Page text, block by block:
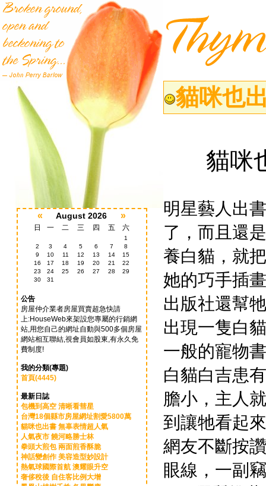
« August 2026 »
日 一 二 三 四 五 六
1
2
3 4 5 6 7
8
9
10 11 12 13 14
15
16
17 18 19 20 21
22
23
24 25 26 27 28
29
30
31
公告
房屋仲介業者房屋買賣超急快請
上:HouseWeb來架設您專屬的行銷網
站,用您自己的網址自動與500多個房屋
網站相互聯結,視會員如股東,有永久免
費制度!
我的分類(專題)
首頁(4445)
最新日誌
包機到高空 清晰看彗星
台灣18個縣市房屋網址割愛5800萬
貓咪也出書 無辜表情超人氣
人氣夜市 饒河略勝士林
拳頭大煎包 兩面煎香酥脆
神話變創作 美容造型妙設計
熱氣球國際首航 澳耀眼升空
奢侈稅後 自住客比例大增
貓咪也
貓咪
明星藝人出
了，而且還
養白貓，就
她的巧手插
出版社還幫
出現一隻白
一般的寵物
白貓白吉患
膽小，主人
到讓牠看起
網友不斷按
眼線，一副